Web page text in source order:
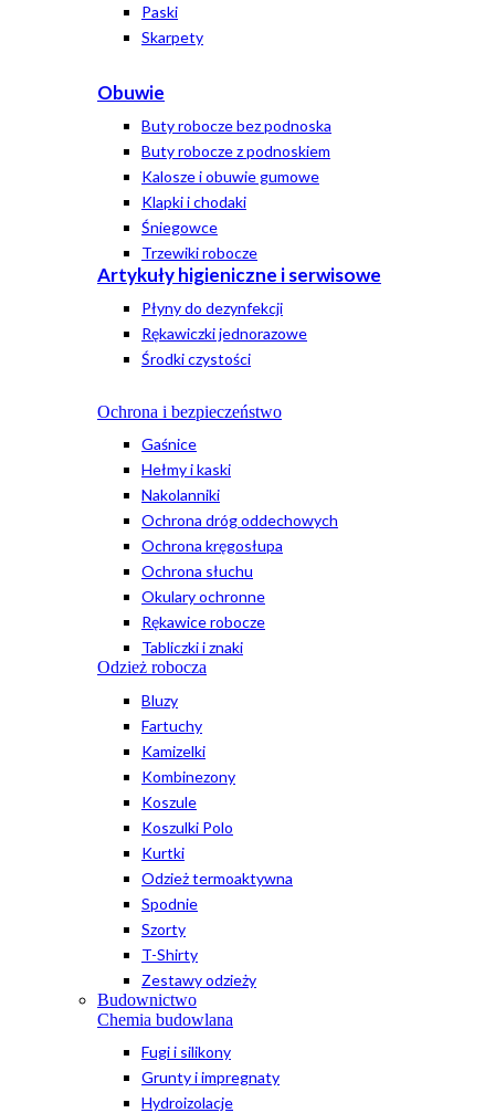
Paski
Skarpety
Obuwie
Buty robocze bez podnoska
Buty robocze z podnoskiem
Kalosze i obuwie gumowe
Klapki i chodaki
Śniegowce
Trzewiki robocze
Artykuły higieniczne i serwisowe
Płyny do dezynfekcji
Rękawiczki jednorazowe
Środki czystości
Ochrona i bezpieczeństwo
Gaśnice
Hełmy i kaski
Nakolanniki
Ochrona dróg oddechowych
Ochrona kręgosłupa
Ochrona słuchu
Okulary ochronne
Rękawice robocze
Tabliczki i znaki
Odzież robocza
Bluzy
Fartuchy
Kamizelki
Kombinezony
Koszule
Koszulki Polo
Kurtki
Odzież termoaktywna
Spodnie
Szorty
T-Shirty
Zestawy odzieży
Budownictwo
Chemia budowlana
Fugi i silikony
Grunty i impregnaty
Hydroizolacje